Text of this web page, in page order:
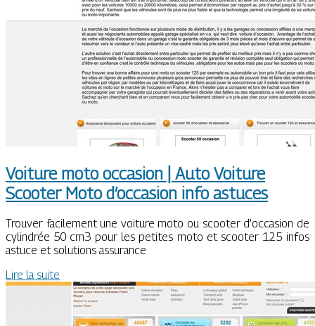
Voiture moto occasion | Auto Voiture
Scooter Moto d’occasion info astuces
Trouver facilement une voiture moto ou scooter d’occasion de
cylindrée 50 cm3 pour les petites moto et scooter 125 infos
astuce et solutions assurance
Lire la suite